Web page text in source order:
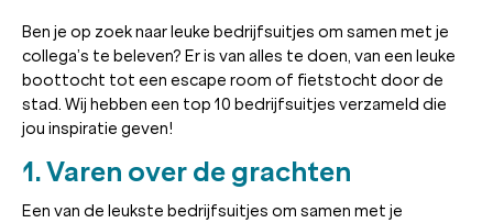
Ben je op zoek naar leuke bedrijfsuitjes om samen met je
collega’s te beleven? Er is van alles te doen, van een leuke
boottocht tot een escape room of fietstocht door de
stad. Wij hebben een top 10 bedrijfsuitjes verzameld die
jou inspiratie geven!
1. Varen over de grachten
Een van de leukste bedrijfsuitjes om samen met je